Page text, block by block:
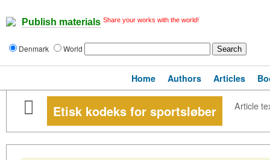
Publish materials Share your works with the world!
Denmark World
Home Authors Articles
Etisk kodeks for sportsløber Article